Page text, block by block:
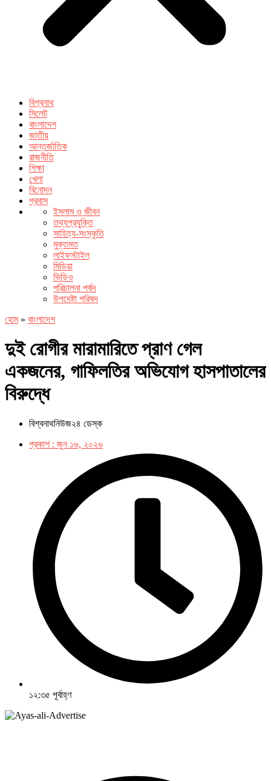
বিশ্বনাথ
সিলেট
বাংলাদেশ
জাতীয়
আন্তর্জাতিক
রাজনীতি
শিক্ষা
খেলা
বিনোদন
প্রবাস
ইসলাম ও জীবন
তথ্যপ্রযুক্তি
সাহিত্য-সংস্কৃতি
মুক্তমত
লাইফস্টাইল
মিডিয়া
ভিডিও
পরিচালনা পর্ষদ
উপদেষ্টা পরিষদ
হোম» বাংলাদেশ
দুই রোগীর মারামারিতে প্রাণ গেল
একজনের, গাফিলতির অভিযোগ হাসপাতালের
বিরুদ্ধে
বিশ্বনাথনিউজ২৪ ডেস্ক
প্রকাশ : জুন ১৬, ২০২৬
১২:৩৫ পূর্বাহ্ণ